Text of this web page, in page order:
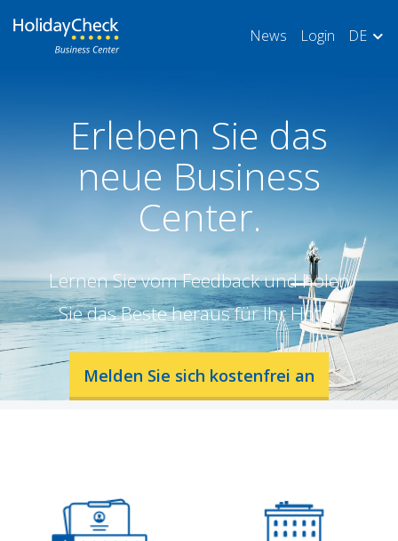
News Login DE
Erleben Sie das
neue Business
Center.
Lernen Sie vom Feedback und holen
Sie das Beste heraus für Ihr Hotel.
Melden Sie sich kostenfrei an